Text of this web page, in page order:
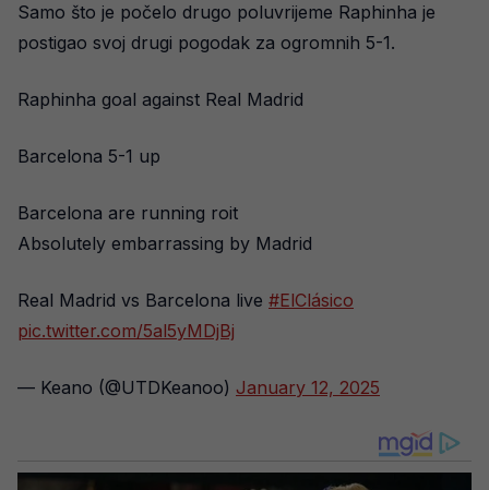
Samo što je počelo drugo poluvrijeme Raphinha je
postigao svoj drugi pogodak za ogromnih 5-1.
Raphinha goal against Real Madrid
Barcelona 5-1 up
Barcelona are running roit
Absolutely embarrassing by Madrid
Real Madrid vs Barcelona live #ElClásico
pic.twitter.com/5al5yMDjBj
— Keano (@UTDKeanoo) January 12, 2025